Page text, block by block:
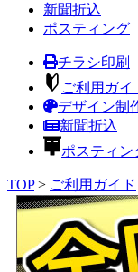
新聞折込
ポスティング
チラシ印刷
ご利用ガイ
デザイン制
新聞折込
ポスティン
TOP> ご利用ガイド